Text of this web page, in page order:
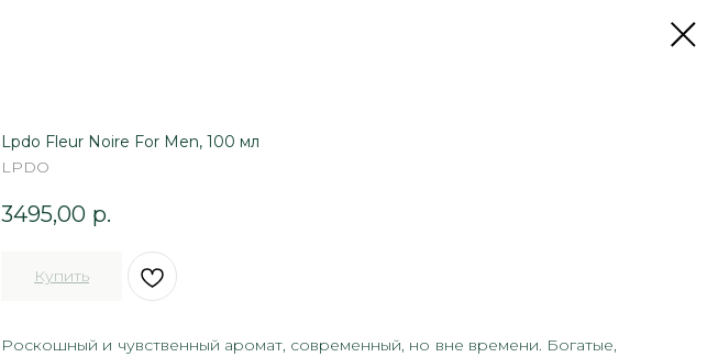
Lpdo Fleur Noire For Men, 100 мл
LPDO
3495,00 р.
Купить
Роскошный и чувственный аромат, современный, но вне времени. Богатые,